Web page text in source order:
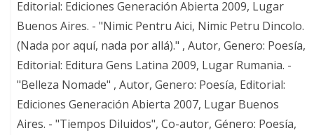
Editorial: Ediciones Generación Abierta 2009, Lugar
Buenos Aires. - "Nimic Pentru Aici, Nimic Petru Dincolo.
(Nada por aquí, nada por allá)." , Autor, Genero: Poesía,
Editorial: Editura Gens Latina 2009, Lugar Rumania. -
"Belleza Nomade" , Autor, Genero: Poesía, Editorial:
Ediciones Generación Abierta 2007, Lugar Buenos
Aires. - "Tiempos Diluidos", Co-autor, Género: Poesía,